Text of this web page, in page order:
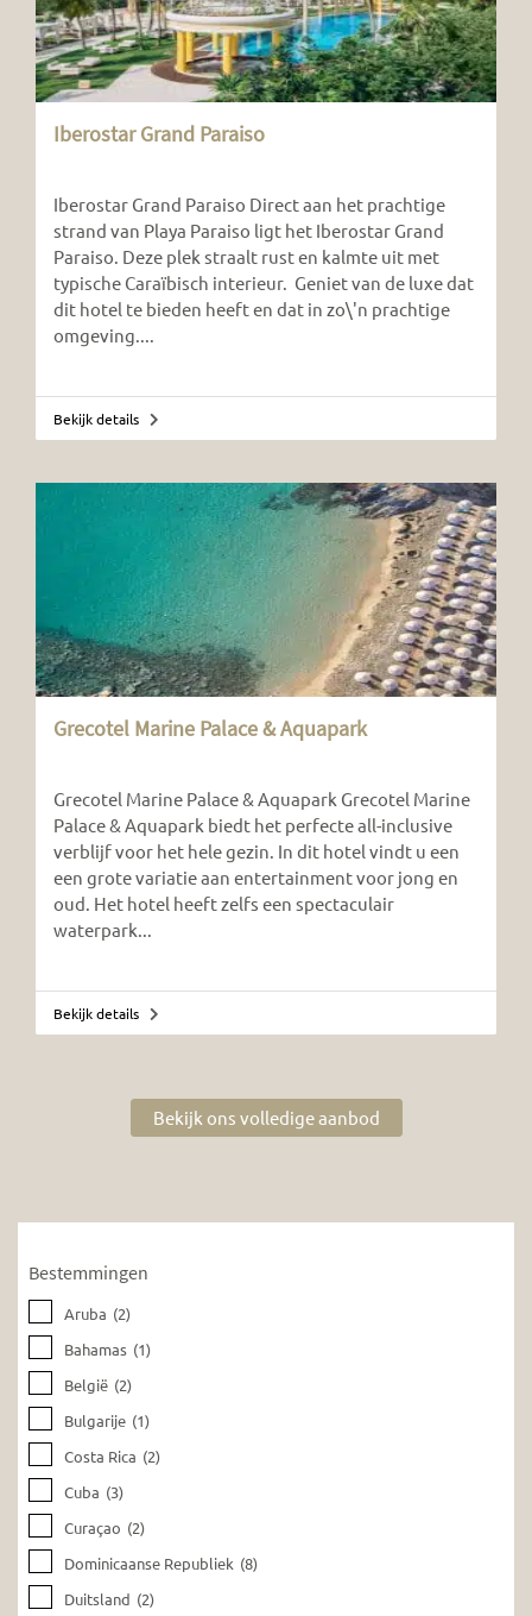
Bestemmingen
Aruba (2)
Bahamas (1)
België (2)
Bulgarije (1)
Costa Rica (2)
Cuba (3)
Curaçao (2)
Dominicaanse Republiek (8)
Duitsland (2)
Iberostar Grand Paraiso
Iberostar Grand Paraiso Direct aan het prachtige
strand van Playa Paraiso ligt het Iberostar Grand
Paraiso. Deze plek straalt rust en kalmte uit met
typische Caraïbisch interieur. Geniet van de luxe dat
dit hotel te bieden heeft en dat in zo\'n prachtige
omgeving....
Bekijk details
Grecotel Marine Palace & Aquapark
Grecotel Marine Palace & Aquapark Grecotel Marine
Palace & Aquapark biedt het perfecte all-inclusive
verblijf voor het hele gezin. In dit hotel vindt u een
een grote variatie aan entertainment voor jong en
oud. Het hotel heeft zelfs een spectaculair
waterpark...
Bekijk details
Bekijk ons volledige aanbod